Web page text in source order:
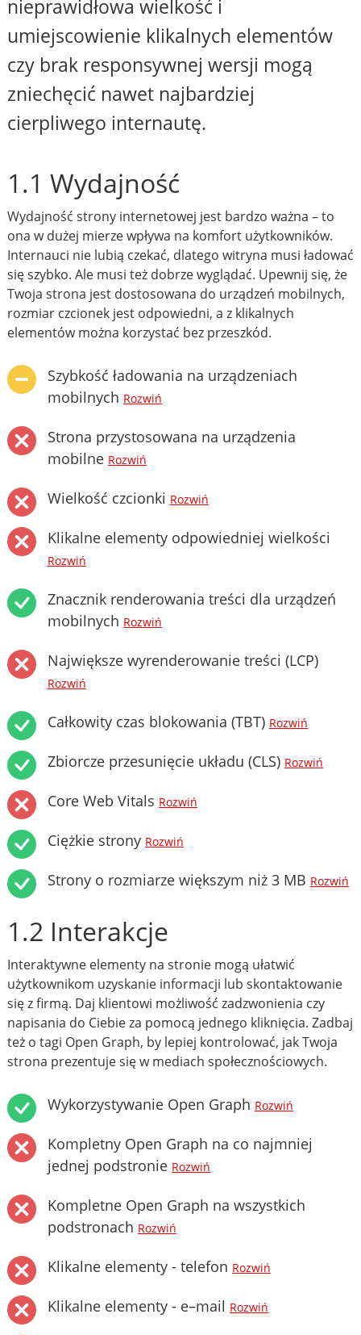
nieprawidłowa wielkość i
umiejscowienie klikalnych elementów
czy brak responsywnej wersji mogą
zniechęcić nawet najbardziej
cierpliwego internautę.
1.1 Wydajność
Wydajność strony internetowej jest bardzo ważna – to
ona w dużej mierze wpływa na komfort użytkowników.
Internauci nie lubią czekać, dlatego witryna musi ładować
się szybko. Ale musi też dobrze wyglądać. Upewnij się, że
Twoja strona jest dostosowana do urządzeń mobilnych,
rozmiar czcionek jest odpowiedni, a z klikalnych
elementów można korzystać bez przeszkód.
Szybkość ładowania na urządzeniach
mobilnych Rozwiń
Strona przystosowana na urządzenia
mobilne Rozwiń
Wielkość czcionki Rozwiń
Klikalne elementy odpowiedniej wielkości
Rozwiń
Znacznik renderowania treści dla urządzeń
mobilnych Rozwiń
Największe wyrenderowanie treści (LCP)
Rozwiń
Całkowity czas blokowania (TBT) Rozwiń
Zbiorcze przesunięcie układu (CLS) Rozwiń
Core Web Vitals Rozwiń
Ciężkie strony Rozwiń
Strony o rozmiarze większym niż 3 MB Rozwiń
1.2 Interakcje
Interaktywne elementy na stronie mogą ułatwić
użytkownikom uzyskanie informacji lub skontaktowanie
się z firmą. Daj klientowi możliwość zadzwonienia czy
napisania do Ciebie za pomocą jednego kliknięcia. Zadbaj
też o tagi Open Graph, by lepiej kontrolować, jak Twoja
strona prezentuje się w mediach społecznościowych.
Wykorzystywanie Open Graph Rozwiń
Kompletny Open Graph na co najmniej
jednej podstronie Rozwiń
Kompletne Open Graph na wszystkich
podstronach Rozwiń
Klikalne elementy - telefon Rozwiń
Klikalne elementy - e–mail Rozwiń